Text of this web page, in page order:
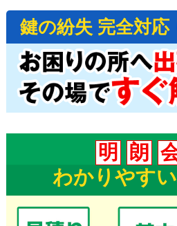
鍵の紛失 完全対応
明 朗
わかりやす